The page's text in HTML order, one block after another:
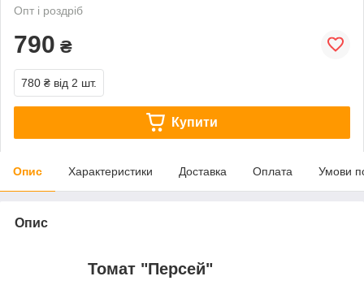
Опт і роздріб
790 ₴
780 ₴ від 2 шт.
Купити
Опис Характеристики Доставка Оплата Умови
Опис
Томат "Персей"